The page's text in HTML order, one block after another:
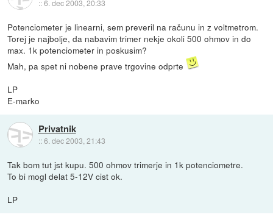
::6. dec 2003, 20:33
Potenciometer je linearni, sem preveril na računu in z voltmetrom.
Torej je najbolje, da nabavim trimer nekje okoli 500 ohmov in do
max. 1k potenciometer in poskusim?
Mah, pa spet ni nobene prave trgovine odprte
LP
E-marko
Privatnik
::6. dec 2003, 21:43
Tak bom tut jst kupu. 500 ohmov trimerje in 1k potenciometre.
To bi mogl delat 5-12V cist ok.
LP